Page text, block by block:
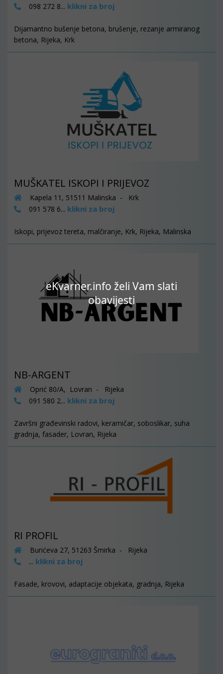
eKvarner.info želi Vam slati
obavijesti
098 272 8... klikni za broj
Dijamantno bušenje betona, brušenje, rezanje armiranog
betona, Rijeka, Krk
MUŠKATEL ISKOPI I PRIJEVOZ
Kapela 11, 51511 Malinska - Krk
091 578 6... klikni za broj
Iskopi, prijevoz tereta, malčiranje, Krk, Rijeka, Malinska
NB-ARGENT
Oprić 80/A, Lovran - Rijeka
091 580 2... klikni za broj
Završni građevinski radovi, keramičar, soboslikar, suha
gradnja, fasader, Lovran, Rijeka
RI PROFIL
Burićeva 27, 51263 Šmirka - Rijeka
... klikni za broj
Fasade, krovovi, adaptacije objekata, gradnja, Rijeka